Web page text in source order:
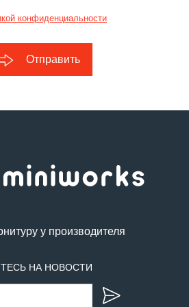
конфиденциальности
Отправить
у производителя
НА НОВОСТИ